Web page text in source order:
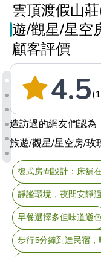
雲頂渡假山
遊/觀星/星空
顧客評價
4.5
造訪過的網友們認
旅遊/觀星/星空房/玫
復式房間設計：床舖
靜謐環境，夜間安靜
早餐選擇多但味道遜
步行5分鐘到達民宿